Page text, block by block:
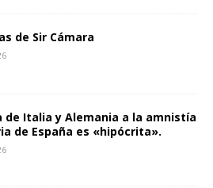
de Sir Cámara
de Italia y Alemania a la amnistía
de España es «hipócrita».